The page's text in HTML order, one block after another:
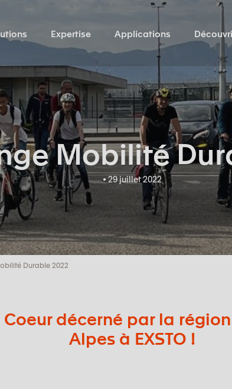
Expertise Applications
Mobilité
• 29 juillet 2022
Durable 2022
décerné par la
Alpes à EXSTO !